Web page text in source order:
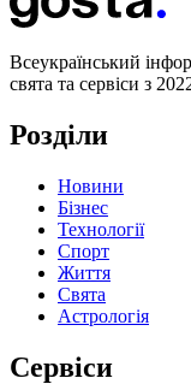
Всеукраїнський
свята та сервіси з
Розділи
Новини
Бізнес
Технології
Спорт
Життя
Свята
Астрологія
Сервіси